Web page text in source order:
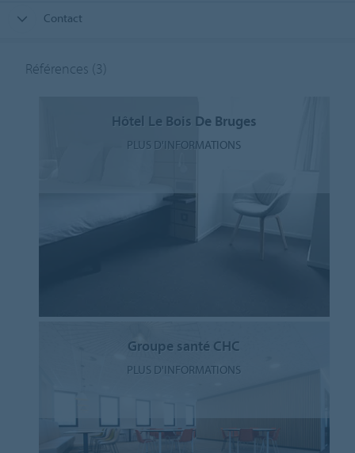
Contact
Références (3)
Hôtel Le Bois De Bruges
PLUS D'INFORMATIONS
Groupe santé CHC
PLUS D'INFORMATIONS